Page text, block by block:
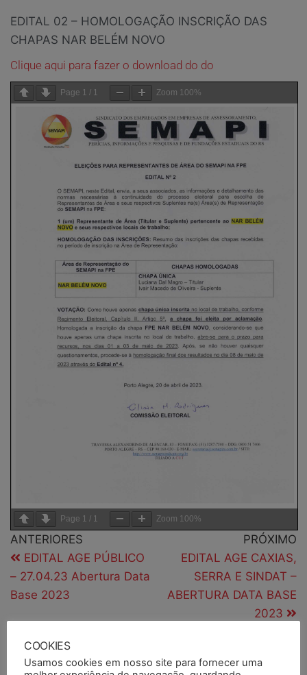
EDITAL 02 – HOMOLOGAÇÃO INSCRIÇÃO DAS
CHAPAS NAR BELÉM NOVO
Clique aqui para fazer o download do do
Page 1 / 1 Zoom 100%
Page 1 / 1 Zoom 100%
ANTERIORES
EDITAL AGE PÚBLICO
– 27.04.23 Abertura Data
Base 2023
PRÓXIMO
EDITAL AGE CAXIAS,
SERRA E SINDAT –
ABERTURA DATA BASE
2023
PESQUISAR
COOKIES
Usamos cookies em nosso site para fornecer uma